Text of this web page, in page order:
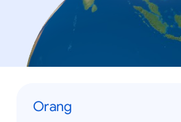
Orang